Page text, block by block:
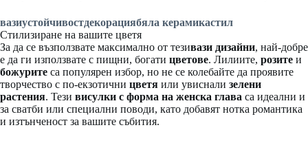
вазиустойчивостдекорациябяла керамикастил
Стилизиране на вашите цветя
За да се възползвате максимално от тезивази дизайни, най-добре
е да ги използвате с пищни, богати цветове. Лилиите, розите и
божурите са популярен избор, но не се колебайте да проявите
творчество с по-екзотични цветя или увиснали зелени
растения. Тези висулки с форма на женска глава са идеални и
за сватби или специални поводи, като добавят нотка романтика
и изтънченост за вашите събития.